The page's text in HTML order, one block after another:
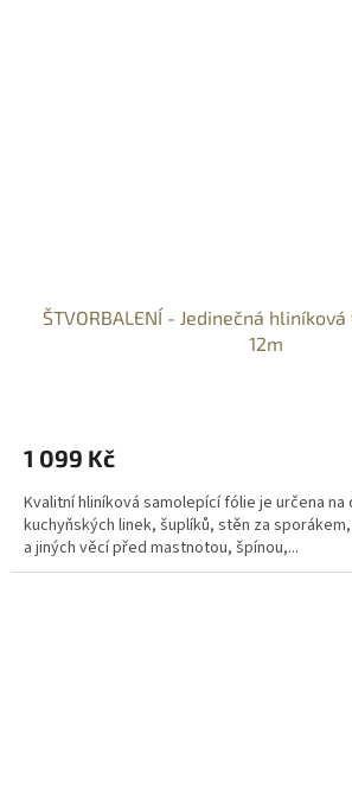
ŠTVORBALENÍ - Jedinečná
12m
1 099 Kč
Kvalitní hliníková samolepící fólie je určena na
kuchyňských linek, šuplíků, stěn za
a jiných věcí před mastnotou, špínou,...